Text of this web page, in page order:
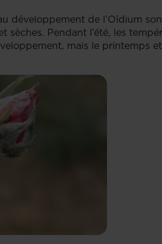
développement de l’Oïdium
sèches. Pendant l’été, les
mais le printemps